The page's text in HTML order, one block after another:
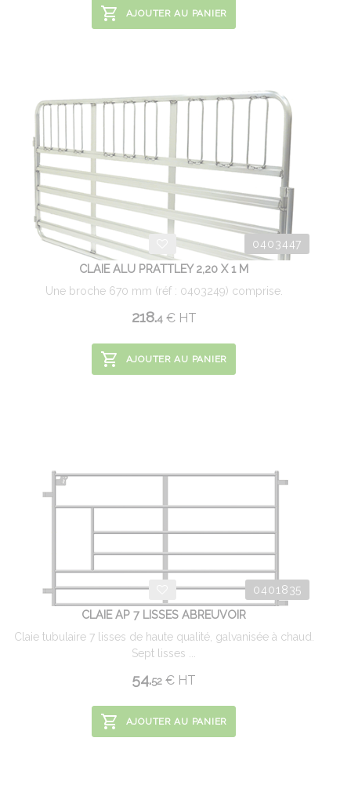
AJOUTER AU PANIER
0403447
CLAIE ALU PRATTLEY 2,20 X 1 M
Une broche 670 mm (réf : 0403249) comprise.
218.4 €HT
AJOUTER AU PANIER
0401835
CLAIE AP 7 LISSES ABREUVOIR
Claie tubulaire 7 lisses de haute qualité, galvanisée à chaud.
Sept lisses ...
54.52 € HT
AJOUTER AU PANIER